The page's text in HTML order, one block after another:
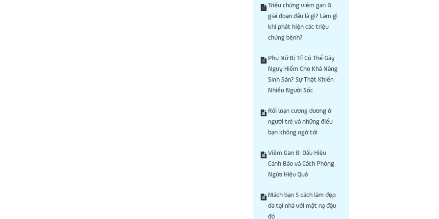
Triệu chứng viêm gan B
giai đoạn đầu là gì? Làm gì
khi phát hiện các triệu
chứng bệnh?
Phụ Nữ Bị Trĩ Có Thể Gây
Nguy Hiểm Cho Khả Năng
Sinh Sản? Sự Thật Khiến
Nhiều Người Sốc
Rối loạn cương dương ở
người trẻ và những điều
bạn không ngờ tới
Viêm Gan B: Dấu Hiệu
Cảnh Báo và Cách Phòng
Ngừa Hiệu Quả
Mách bạn 5 cách làm đẹp
da tại nhà với mặt nạ đậu
đỏ